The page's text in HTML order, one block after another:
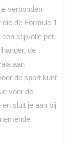
verbonden
de Formule 1
stijlvolle pet,
de
aan
de sport kunt
voor de
sluit je aan bij